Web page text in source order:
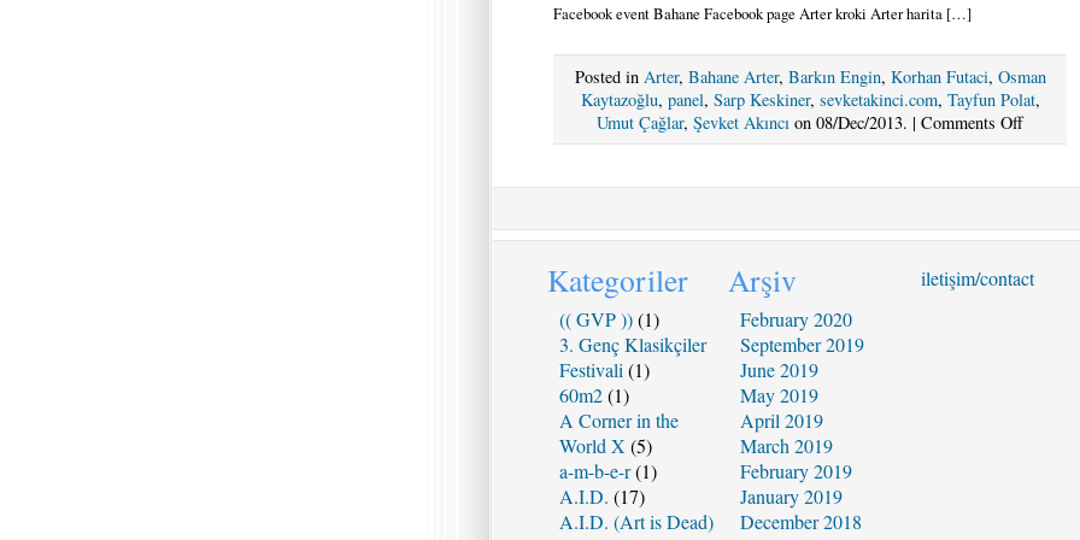
Facebook event Bahane Facebook page Arter kroki Arter harita […]
Posted in Arter, Bahane Arter, Barkın Engin, Korhan Futaci, Osman
Kaytazoğlu, panel, Sarp Keskiner, sevketakinci.com, Tayfun Polat,
Umut Çağlar, Şevket Akıncı on 08/Dec/2013. | Comments Offon
08
2013
PANEL
Kategoriler
(( GVP ))(1)
3. Genç Klasikçiler
Festivali (1)
60m2(1)
A Corner in the
World X (5)
a-m-b-e-r(1)
A.I.D. (17)
A.I.D. (Art is Dead)
Arşiv
February 2020
September 2019
June 2019
May 2019
April 2019
March 2019
February 2019
January 2019
December 2018
iletişim/contact